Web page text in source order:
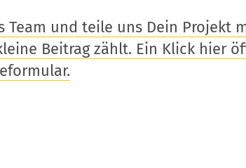
Team und teile uns Dein Projekt
Beitrag zählt. Ein Klick hier